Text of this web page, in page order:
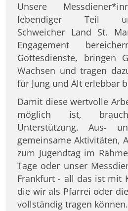
Unsere
lebendiger Teil
Schweicher Land St.
Engagement
Gottesdienste, bringen
Wachsen und tragen
für Jung und Alt erlebbar
Damit diese wertvolle
möglich ist,
Unterstützung. Aus-
gemeinsame Aktivitäten,
zum Jugendtag im
Tage oder unser
Frankfurt - all das ist mit
die wir als Pfarrei oder
vollständig tragen können.